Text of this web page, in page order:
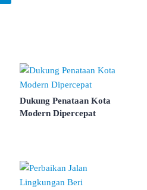
Dukung Penataan Kota
Modern Dipercepat